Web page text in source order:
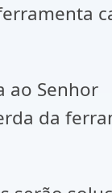
ao Senhor
da